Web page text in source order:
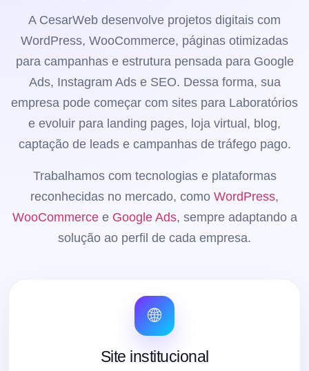
A CesarWeb desenvolve projetos digitais com
WordPress, WooCommerce, páginas otimizadas
para campanhas e estrutura pensada para Google
Ads, Instagram Ads e SEO. Dessa forma, sua
empresa pode começar com sites para Laboratórios
e evoluir para landing pages, loja virtual, blog,
captação de leads e campanhas de tráfego pago.
Trabalhamos com tecnologias e plataformas
reconhecidas no mercado, como WordPress,
WooCommercee Google Ads, sempre adaptando a
solução ao perfil de cada empresa.
🌐
Site institucional